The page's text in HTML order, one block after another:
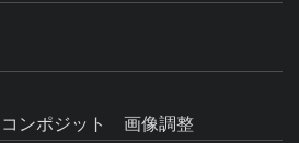
ンポジット　画像調整